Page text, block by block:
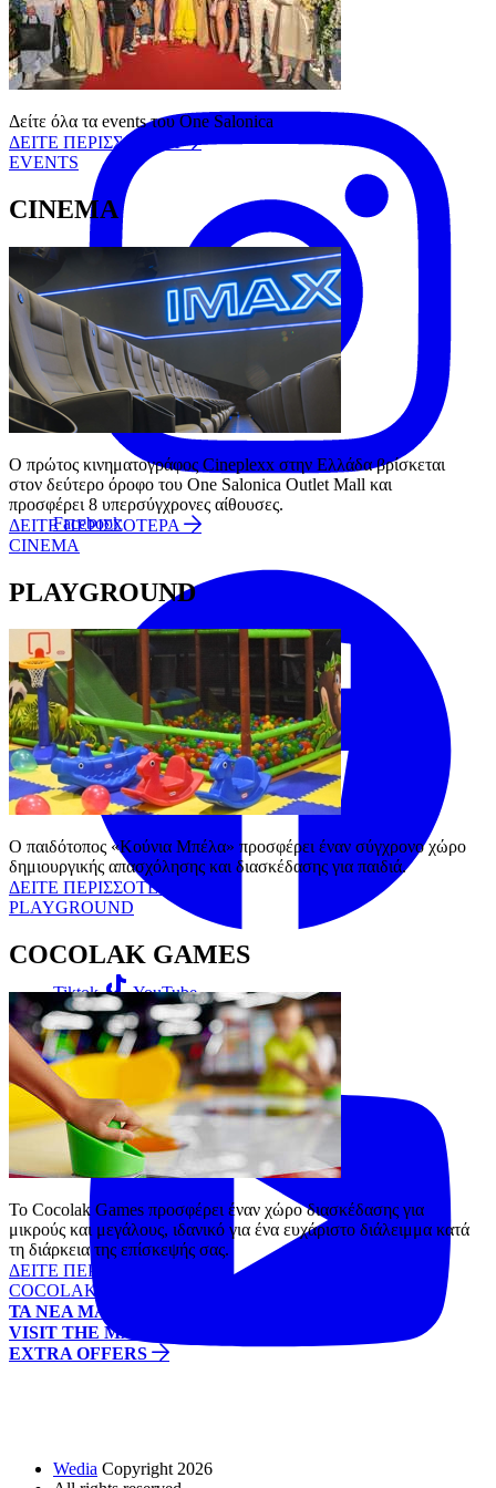
Δείτε όλα τα events του One Salonica
ΔΕΙΤΕ ΠΕΡΙΣΣΟΤΕΡΑ
EVENTS
CINEMA
Ο πρώτος κινηματογράφος Cineplexx στην Ελλάδα βρίσκεται
στον δεύτερο όροφο του One Salonica Outlet Mall και
προσφέρει 8 υπερσύγχρονες αίθουσες.
ΔΕΙΤΕ ΠΕΡΙΣΣΟΤΕΡΑ
CINEMA
PLAYGROUND
Ο παιδότοπος «Κούνια Μπέλα» προσφέρει έναν σύγχρονο χώρο
δημιουργικής απασχόλησης και διασκέδασης για παιδιά.
ΔΕΙΤΕ ΠΕΡΙΣΣΟΤΕΡΑ
PLAYGROUND
COCOLAK GAMES
Το Cocolak Games προσφέρει έναν χώρο διασκέδασης για
μικρούς και μεγάλους, ιδανικό για ένα ευχάριστο διάλειμμα κατά
τη διάρκεια της επίσκεψής σας.
ΔΕΙΤΕ ΠΕΡΙΣΣΟΤΕΡΑ
COCOLAK GAMES
ΤΑ ΝΕΑ ΜΑΣ
VISIT THE MALL
EXTRA OFFERS
Follow us:
Instagram
Facebook
Tiktok YouTube
Wedia Copyright 2026